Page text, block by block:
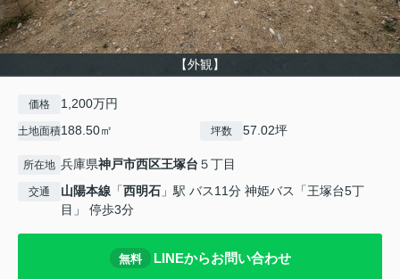
【外観】
価格 1,200万円
土地面積188.50㎡ 坪数 57.02坪
所在地 兵庫県神戸市西区王塚台 ５丁目
交通 山陽本線 「西明石 」駅 バス11分 神姫バス「王塚台5丁
目」 停歩3分
無料 LINEからお問い合わせ